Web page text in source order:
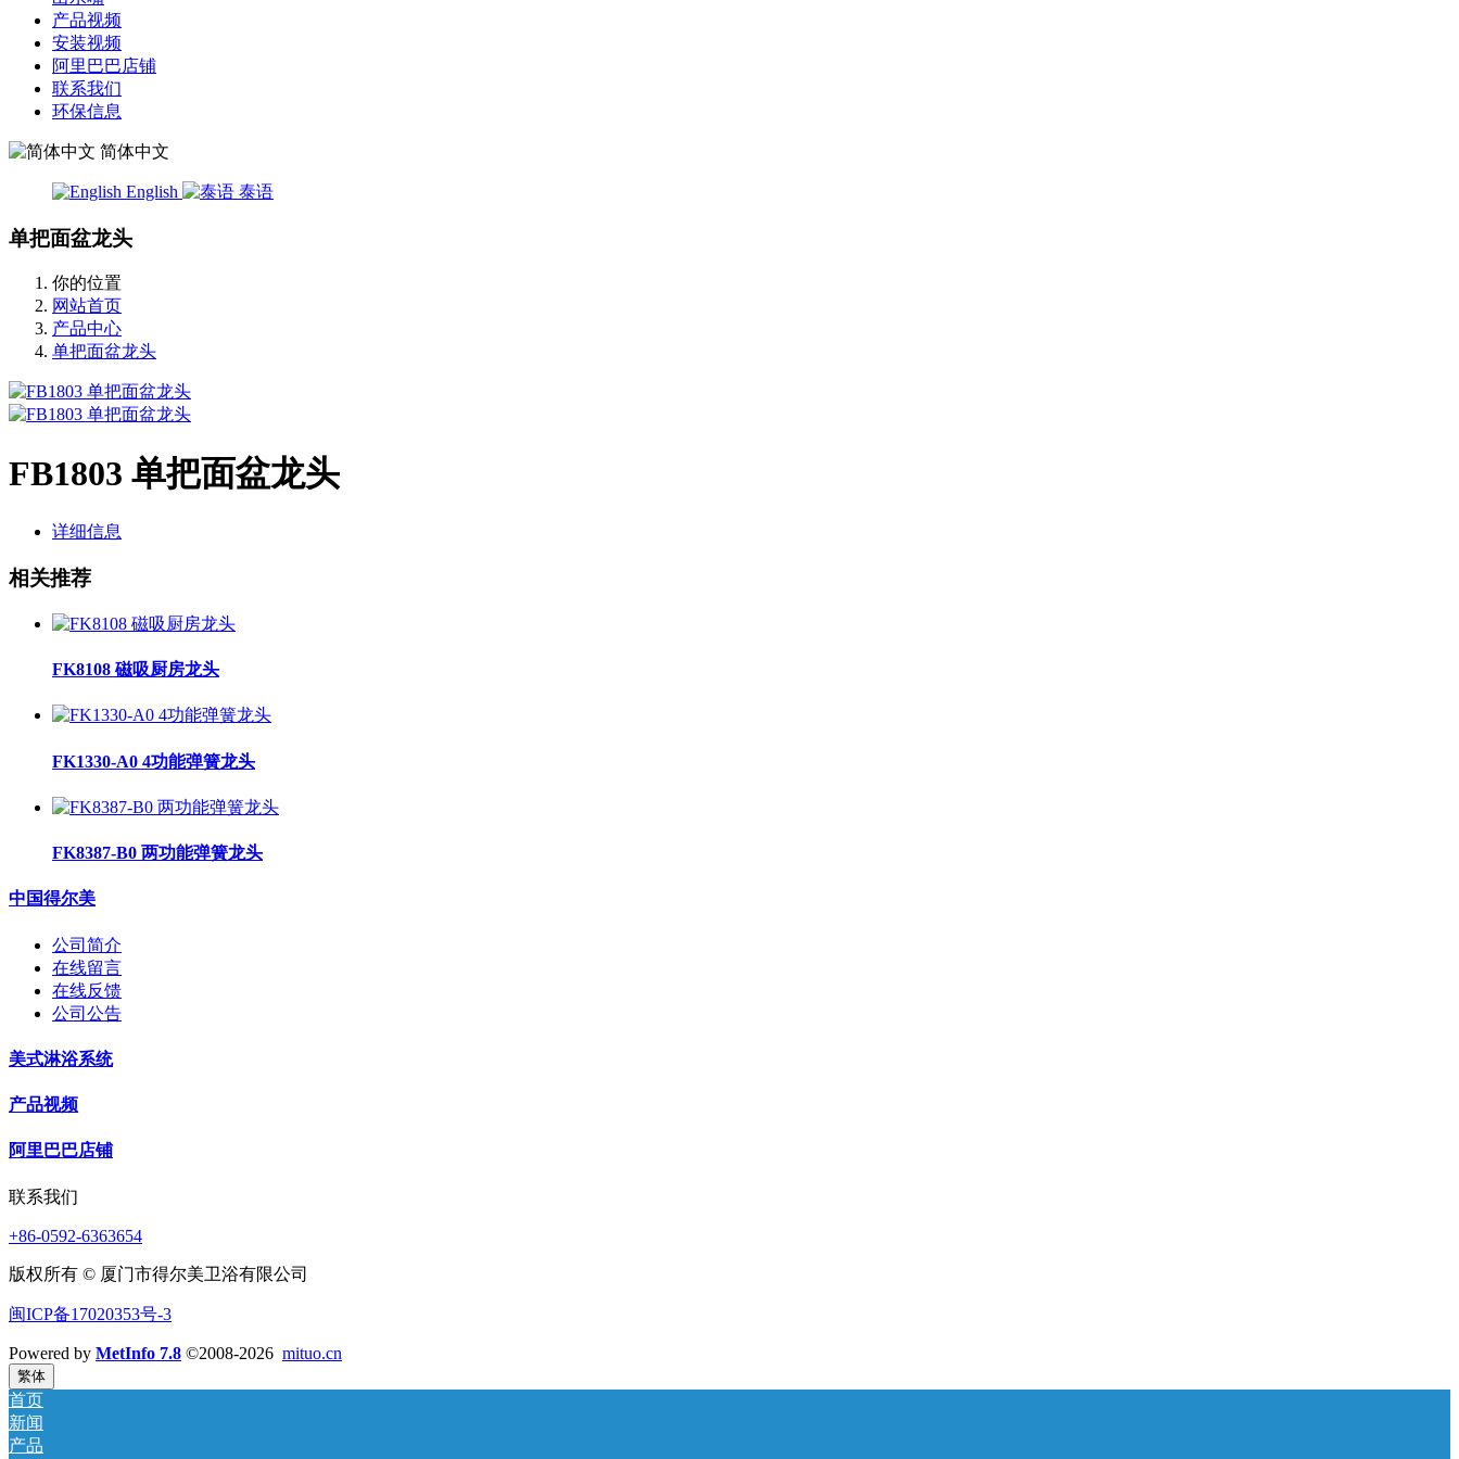
产品视频
安装视频
阿里巴巴店铺
联系我们
环保信息
简体中文
English 泰语
单把面盆龙头
你的位置
网站首页
产品中心
单把面盆龙头
FB1803 单把面盆龙头
详细信息
相关推荐
FK8108 磁吸厨房龙头
FK1330-A0 4功能弹簧龙头
FK8387-B0 两功能弹簧龙头
中国得尔美
公司简介
在线留言
在线反馈
公司公告
美式淋浴系统
产品视频
阿里巴巴店铺
联系我们
+86-0592-6363654
版权所有 © 厦门市得尔美卫浴有限公司
闽ICP备17020353号-3
Powered by MetInfo 7.8 ©2008-2026 mituo.cn
繁体
首页
新闻
产品